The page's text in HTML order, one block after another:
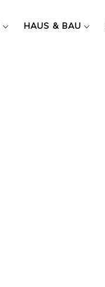
HAUS & BAU